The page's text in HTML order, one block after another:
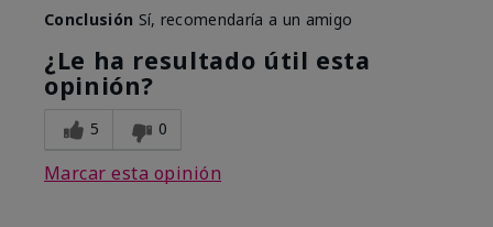
Conclusión Sí, recomendaría a un amigo
¿Le ha resultado útil esta
opinión?
5 0
Marcar esta opinión